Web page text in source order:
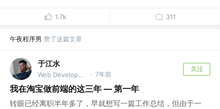
1.7k 311
午夜程序男 赞了这篇文章
于江水
Web Developer @Ex-Taobaoer · 7年前
关注
我在淘宝做前端的这三年 — 第一年
转眼已经离职半年多了，早就想写一篇工作总结，但由于一